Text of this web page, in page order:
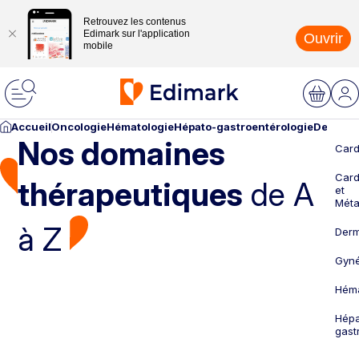
Retrouvez les contenus
Edimark sur l'application
mobile
Ouvrir
AccueilOncologieHématologieHépato-gastroentérologie
Nos domaines
thérapeutiques de A
à Z
et